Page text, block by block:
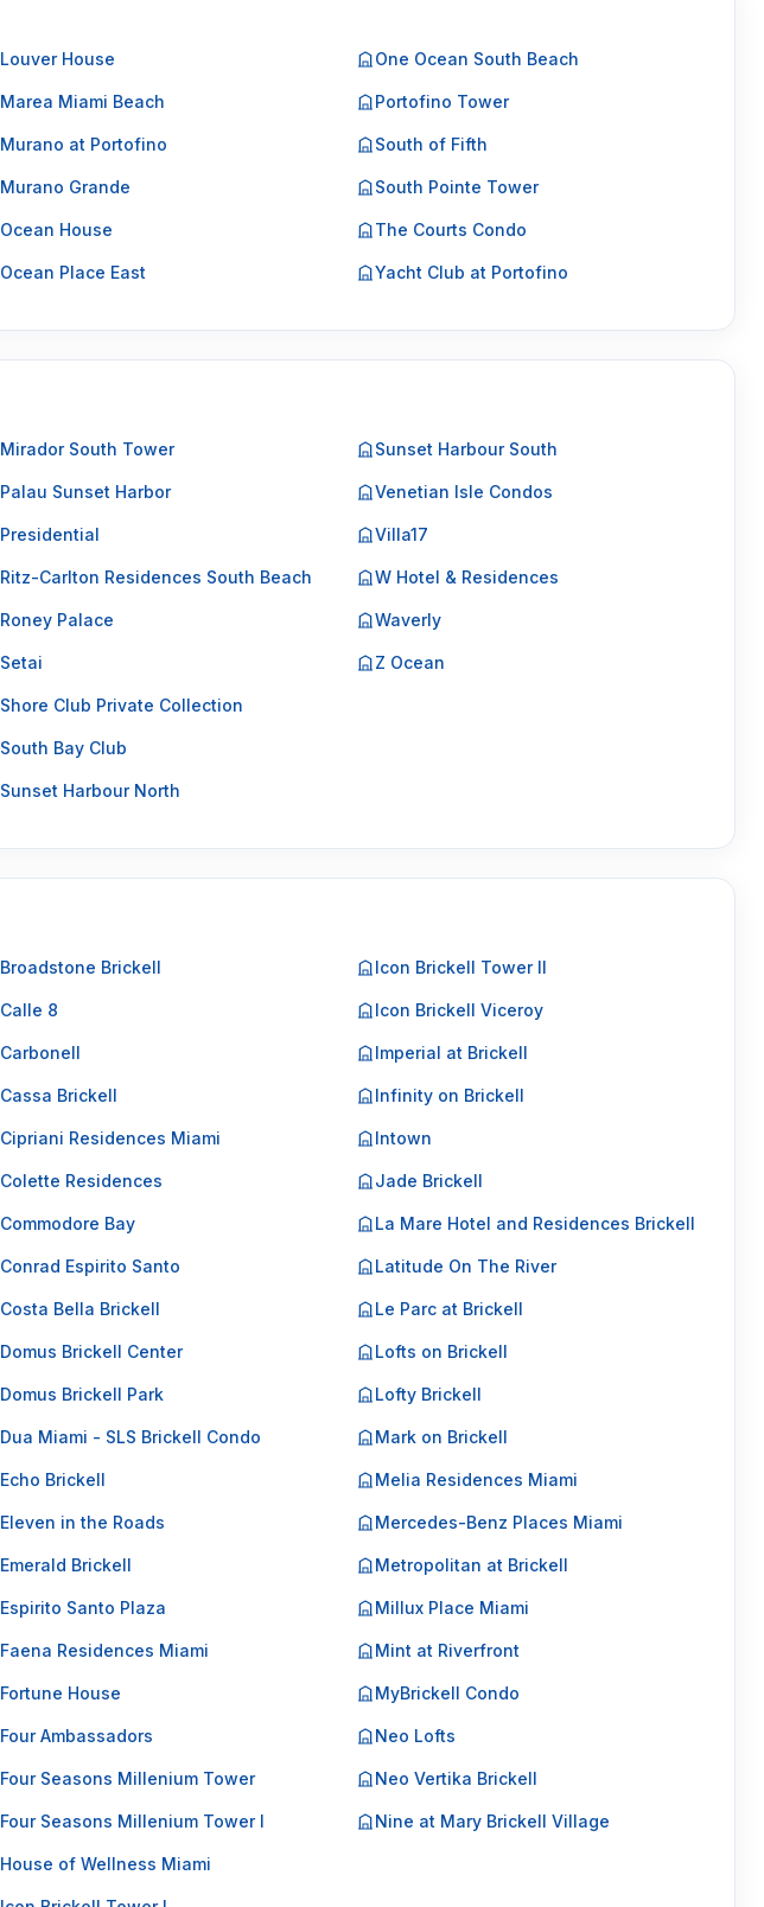
Louver House
Marea Miami Beach
Murano at Portofino
Murano Grande
Ocean House
Ocean Place East
One Ocean South Beach
Portofino Tower
South of Fifth
South Pointe Tower
The Courts Condo
Yacht Club at Portofino
Mirador South Tower
Palau Sunset Harbor
Presidential
Ritz-Carlton Residences South Beach
Roney Palace
Setai
Shore Club Private Collection
South Bay Club
Sunset Harbour North
Sunset Harbour South
Venetian Isle Condos
Villa17
W Hotel & Residences
Waverly
Z Ocean
Broadstone Brickell
Calle 8
Carbonell
Cassa Brickell
Cipriani Residences Miami
Colette Residences
Commodore Bay
Conrad Espirito Santo
Costa Bella Brickell
Domus Brickell Center
Domus Brickell Park
Dua Miami - SLS Brickell Condo
Echo Brickell
Eleven in the Roads
Emerald Brickell
Espirito Santo Plaza
Faena Residences Miami
Fortune House
Four Ambassadors
Four Seasons Millenium Tower
Four Seasons Millenium Tower I
House of Wellness Miami
Icon Brickell Tower II
Icon Brickell Viceroy
Imperial at Brickell
Infinity on Brickell
Intown
Jade Brickell
La Mare Hotel and Residences Brickell
Latitude On The River
Le Parc at Brickell
Lofts on Brickell
Lofty Brickell
Mark on Brickell
Melia Residences Miami
Mercedes-Benz Places Miami
Metropolitan at Brickell
Millux Place Miami
Mint at Riverfront
MyBrickell Condo
Neo Lofts
Neo Vertika Brickell
Nine at Mary Brickell Village